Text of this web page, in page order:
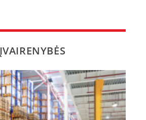
ĮVAIRENYBĖS